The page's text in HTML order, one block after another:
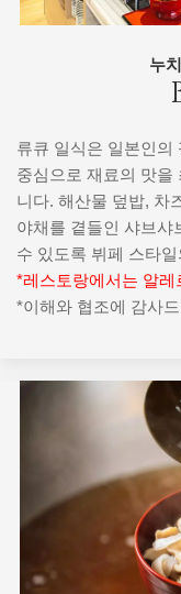
누
류큐 일식은 일본인의
중심으로 재료의 맛을
니다. 해산물 덮밥, 차
야채를 곁들인 샤브샤
수 있도록 뷔페 스타
*레스토랑에서는 알
*이해와 협조에 감사